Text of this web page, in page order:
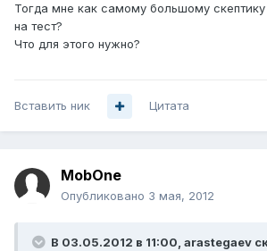
Тогда мне как самому большому
на тест?
Что для этого нужно?
Вставить ник Цитата
MobOne
Опубликовано 3 мая, 2012
В 03.05.2012 в 11:00, arastegaev